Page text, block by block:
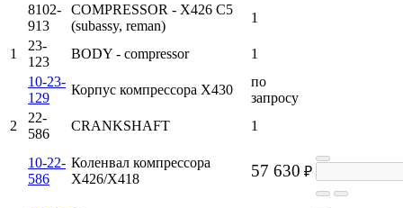
8102-
913
COMPRESSOR - X426 C5
(subassy, reman)
1
1
23-
123
BODY - compressor
1
10-23-
129
Корпус компрессора X430
по
запросу
2
22-
586
CRANKSHAFT 1
10-22-
586
Коленвал компрессора
X426/X418
57 630 ₽